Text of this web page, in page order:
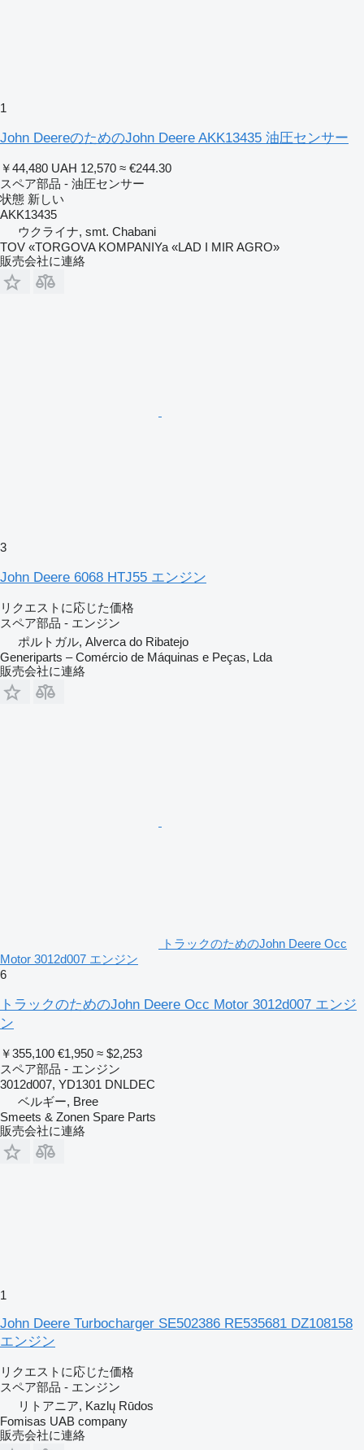
1
John DeereのためのJohn Deere AKK13435 油圧センサー
￥44,480 UAH 12,570 ≈ €244.30
スペア部品 - 油圧センサー
状態 新しい
AKK13435
ウクライナ, smt. Chabani
TOV «TORGOVA KOMPANIYa «LAD I MIR AGRO»
販売会社に連絡
3
John Deere 6068 HTJ55 エンジン
リクエストに応じた価格
スペア部品 - エンジン
ポルトガル, Alverca do Ribatejo
Generiparts – Comércio de Máquinas e Peças, Lda
販売会社に連絡
トラックのためのJohn Deere Occ
Motor 3012d007 エンジン
6
トラックのためのJohn Deere Occ Motor 3012d007 エンジ
ン
￥355,100 €1,950 ≈ $2,253
スペア部品 - エンジン
3012d007, YD1301 DNLDEC
ベルギー, Bree
Smeets & Zonen Spare Parts
販売会社に連絡
1
John Deere Turbocharger SE502386 RE535681 DZ108158
エンジン
リクエストに応じた価格
スペア部品 - エンジン
リトアニア, Kazlų Rūdos
Fomisas UAB company
販売会社に連絡